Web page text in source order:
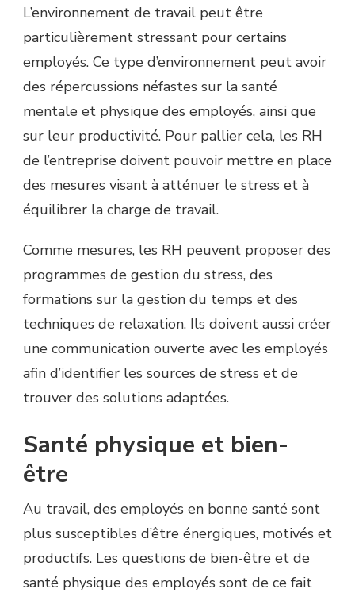
L’environnement de travail peut être
particulièrement stressant pour certains
employés. Ce type d’environnement peut avoir
des répercussions néfastes sur la santé
mentale et physique des employés, ainsi que
sur leur productivité. Pour pallier cela, les RH
de l’entreprise doivent pouvoir mettre en place
des mesures visant à atténuer le stress et à
équilibrer la charge de travail.
Comme mesures, les RH peuvent proposer des
programmes de gestion du stress, des
formations sur la gestion du temps et des
techniques de relaxation. Ils doivent aussi créer
une communication ouverte avec les employés
afin d’identifier les sources de stress et de
trouver des solutions adaptées.
Santé physique et bien-
être
Au travail, des employés en bonne santé sont
plus susceptibles d’être énergiques, motivés et
productifs. Les questions de bien-être et de
santé physique des employés sont de ce fait